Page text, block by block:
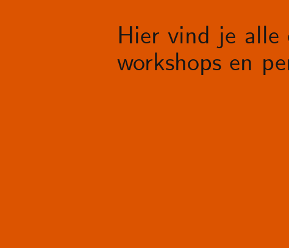
Hier vind je alle
workshops en